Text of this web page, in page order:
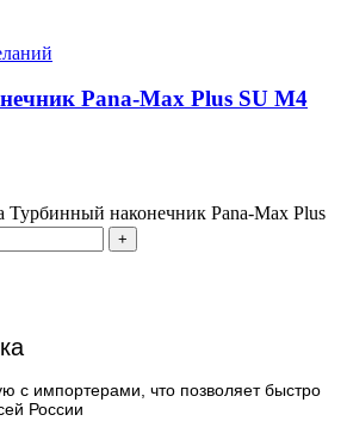
Pana-Max Plus SU M4
Турбинный наконечник Pana-Max Plus
с импортерами, что позволяет быстро
России